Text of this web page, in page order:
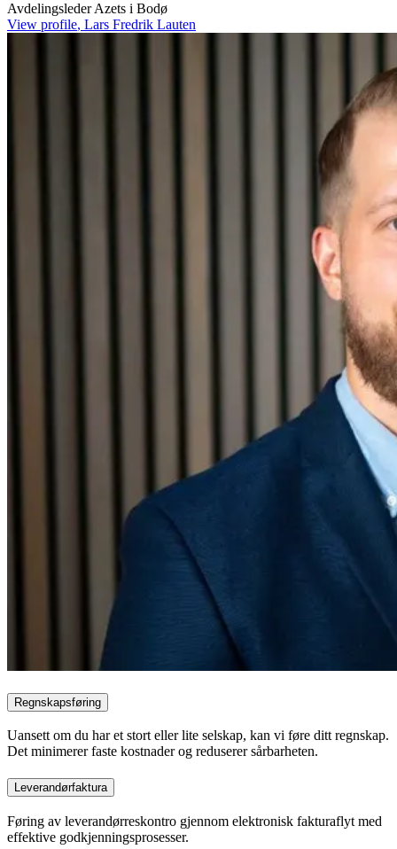
Avdelingsleder Azets i Bodø
View profile, Lars Fredrik Lauten
Regnskapsføring
Uansett om du har et stort eller lite selskap, kan vi føre ditt regnskap.
Det minimerer faste kostnader og reduserer sårbarheten.
Leverandørfaktura
Føring av leverandørreskontro gjennom elektronisk fakturaflyt med
effektive godkjenningsprosesser.